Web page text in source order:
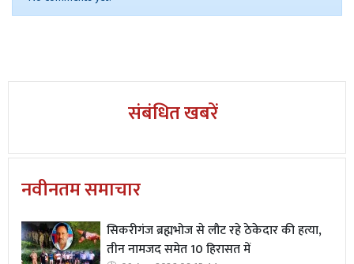
संबंधित खबरें
नवीनतम समाचार
सिकरीगंज ब्रह्मभोज से लौट रहे ठेकेदार की हत्या,
तीन नामजद समेत 10 हिरासत में